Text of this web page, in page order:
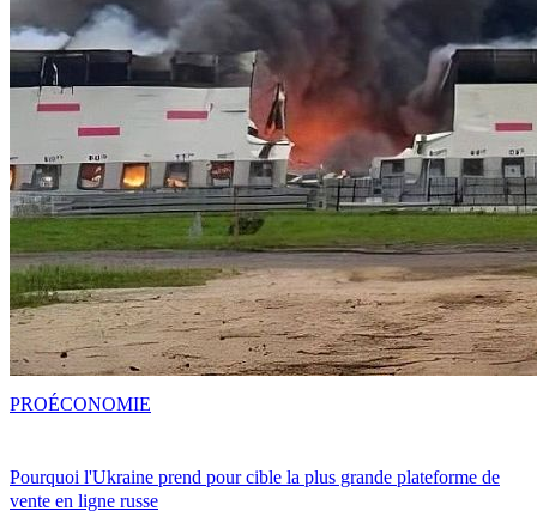
Pourquoi l'Ukraine prend pour cible la plus grande plateforme de
vente en ligne russe
PROÉCONOMIE